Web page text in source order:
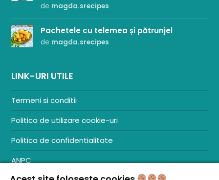
de magda.srecipes
Pachetele cu telemea și pătrunjel
de magda.srecipes
LINK-URI UTILE
Termeni si conditii
Politica de utilizare cookie-uri
Politica de confidentialitate
ANPC